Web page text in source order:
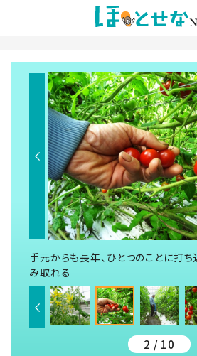
手元からも長年、ひとつのことに打
み取れる
2 / 10